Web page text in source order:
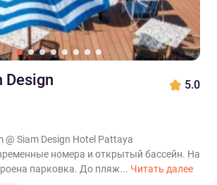
Design 5.0
@ Siam Design Hotel Pattaya
номера и открытый бассейн. На
парковка. До пляж... Читать далее